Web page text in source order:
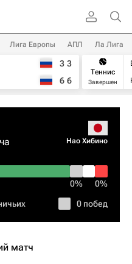
Лига Европы АПЛ Ла Лига
3 3
6 6
Теннис
Завершен
Нао Хибино
0% 0%
0 побед
матч